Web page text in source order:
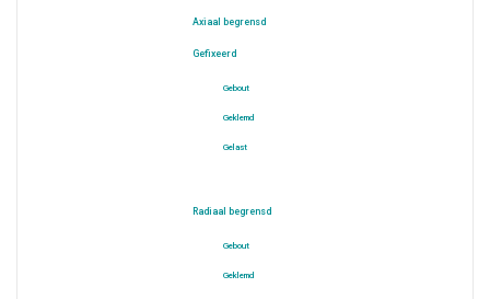
Axiaal begrensd
Gefixeerd
Gebout
Geklemd
Gelast
Radiaal begrensd
Gebout
Geklemd